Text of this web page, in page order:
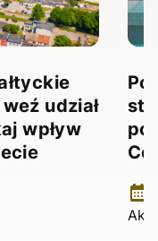
udział
wpływ